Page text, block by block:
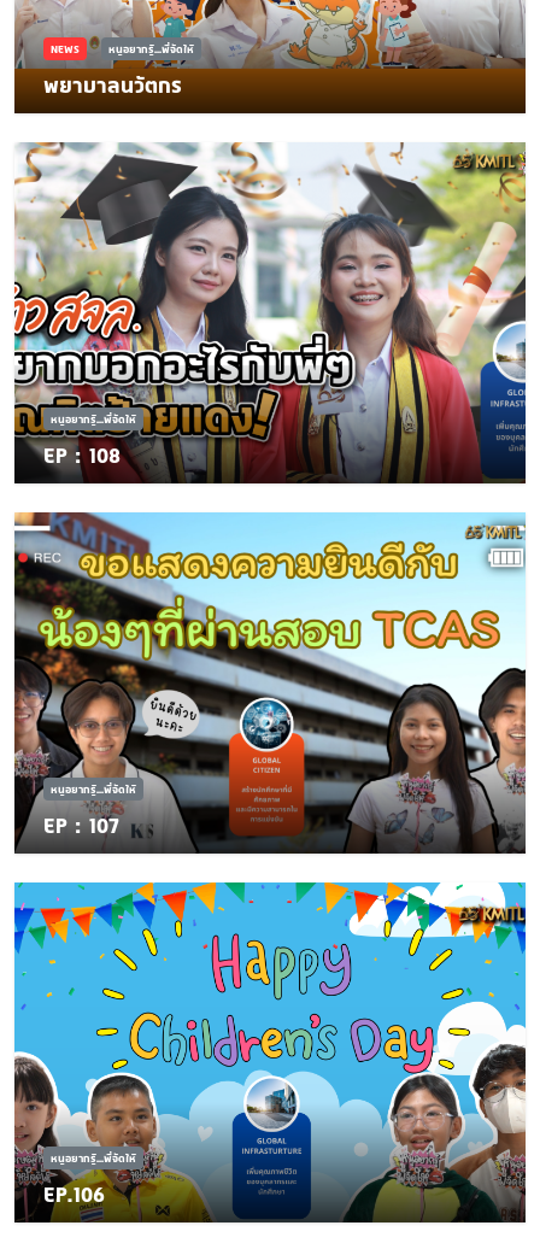
NEWS หนูอยากรู้...พี่จัดให้
พยาบาลนวัตกร
หนูอยากรู้...พี่จัดให้
EP : 108
หนูอยากรู้...พี่จัดให้
EP : 107
หนูอยากรู้...พี่จัดให้
EP.106